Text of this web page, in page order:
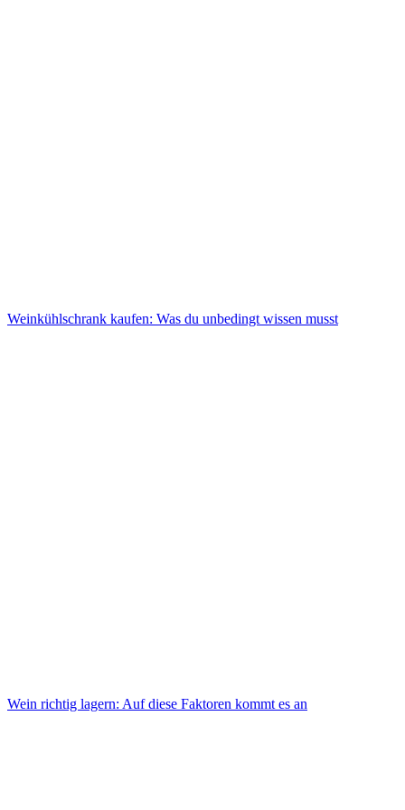
Weinkühlschrank kaufen: Was du unbedingt wissen musst
Wein richtig lagern: Auf diese Faktoren kommt es an